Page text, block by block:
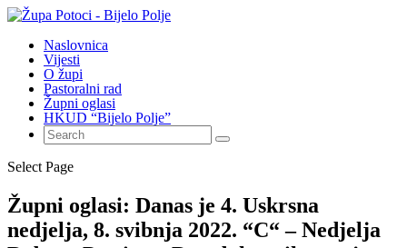
Naslovnica
Vijesti
O župi
Pastoralni rad
Župni oglasi
HKUD “Bijelo Polje”
Select Page
Župni oglasi: Danas je 4. Uskrsna
nedjelja, 8. svibnja 2022. “C“ – Nedjelja